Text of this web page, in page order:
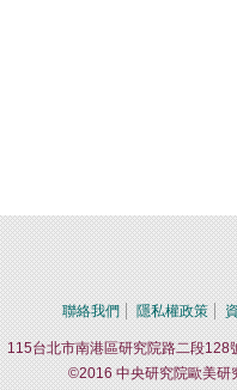
聯絡我們 隱私權政策
115台北市南港區研究院路二段
©2016 中央研究院歐美研